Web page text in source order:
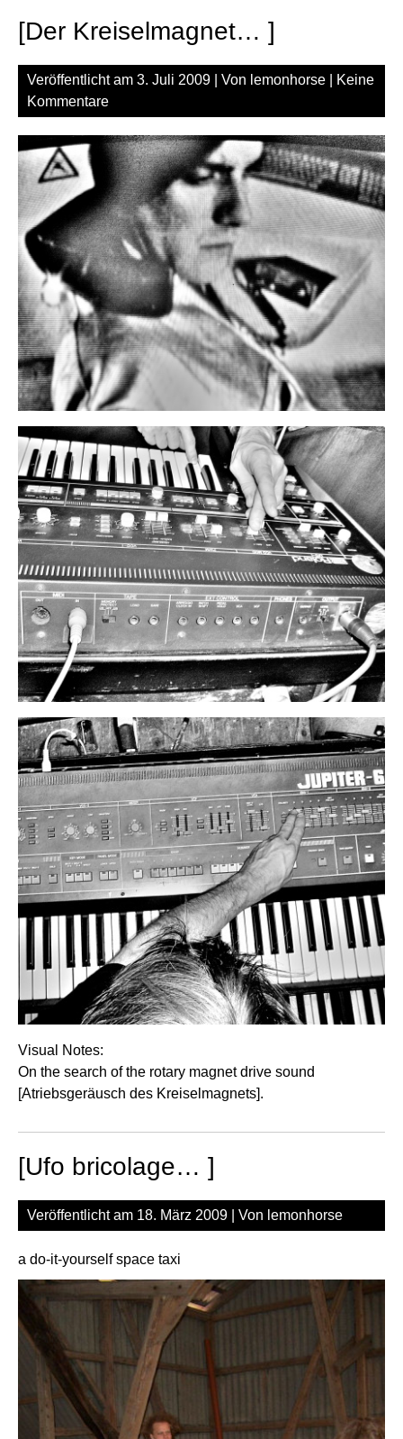
[Der Kreiselmagnet… ]
Veröffentlicht am 3. Juli 2009 | Von lemonhorse
Keine
Kommentare
Visual Notes:
On the search of the rotary magnet drive sound
[Atriebsgeräusch des Kreiselmagnets].
[Ufo bricolage… ]
Veröffentlicht am 18. März 2009 | Von lemonhorse
a do-it-yourself space taxi